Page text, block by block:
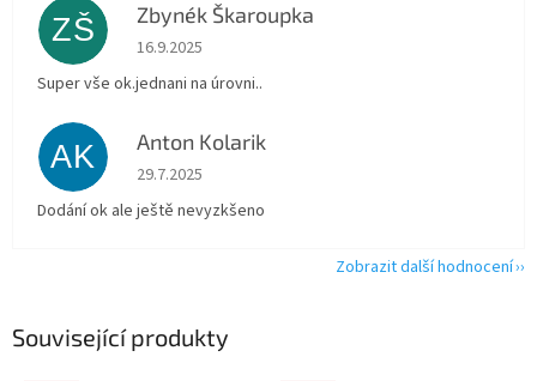
Související produkty
ZŠ Zbynék Škaroupka
Hodnocení obchodu je 5 z 5 hvězdiček.
16.9.2025
Super vše ok.jednani na úrovni..
AK Anton Kolarik
Hodnocení obchodu je 5 z 5 hvězdiček.
29.7.2025
Dodání ok ale ještě nevyzkšeno
Zobrazit další hodnocení